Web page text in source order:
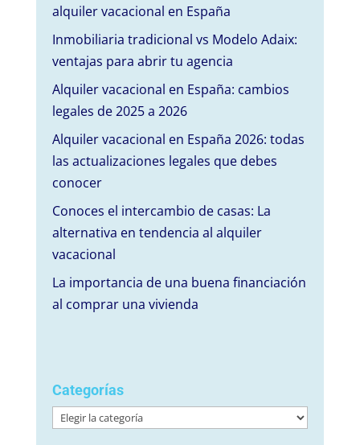
alquiler vacacional en España
Inmobiliaria tradicional vs Modelo Adaix:
ventajas para abrir tu agencia
Alquiler vacacional en España: cambios
legales de 2025 a 2026
Alquiler vacacional en España 2026: todas
las actualizaciones legales que debes
conocer
Conoces el intercambio de casas: La
alternativa en tendencia al alquiler
vacacional
La importancia de una buena financiación
al comprar una vivienda
Categorías
Categorías